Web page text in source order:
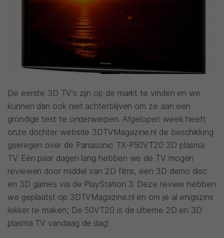
De eerste 3D TV's zijn op de markt te vinden en we
kunnen dan ook niet achterblijven om ze aan een
grondige test te onderwerpen. Afgelopen week heeft
onze dochter website 3DTVMagazine.nl de beschikking
gekregen over de Panasonic TX-P50VT20 3D plasma
TV. Een paar dagen lang hebben we de TV mogen
reviewen door middel van 2D films, een 3D demo disc
en 3D games via de PlayStation 3. Deze review hebben
we geplaatst op 3DTVMagazine.nl en om je al enigszins
lekker te maken; De 50VT20 is de ultieme 2D en 3D
plasma TV vandaag de dag!